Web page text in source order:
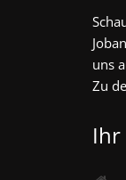
uns
Zu